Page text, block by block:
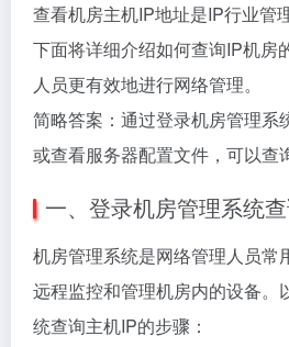
查看机房主机IP地址是IP行业管
下面将详细介绍如何查询IP机房
人员更有效地进行网络管理。
简略答案：通过登录机房管理系
或查看服务器配置文件，可以查
一、登录机房管理系统
机房管理系统是网络管理人员常
远程监控和管理机房内的设备。
统查询主机IP的步骤：